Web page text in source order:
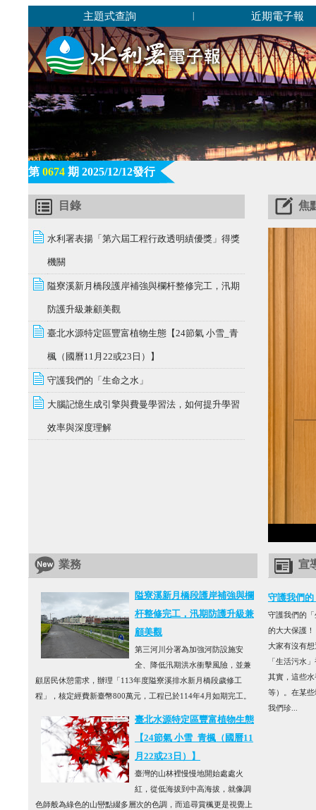
主題式查詢 近期電子報
第 0674 期 2025/12/12發行
目錄
水利署表揚「第六屆工程行政透明績優獎」得獎
機關
隘寮溪新月橋段護岸補強與欄杆整修完工，汛期
防護升級兼顧美觀
臺北水源特定區豐富植物生態【24節氣 小雪_青
楓（國曆11月22或23日）】
守護我們的「生命之水」
大腦記憶生成引擎與費曼學習法，如何提升學習
效率與深度理解
焦
業務
隘寮溪新月橋段護岸補強與欄
杆整修完工，汛期防護升級兼
顧美觀
第三河川分署為加強河防設施安
全、降低汛期洪水衝擊風險，並兼
顧居民休憩需求，辦理「113年度隘寮溪排水新月橋段歲修工
程」，核定經費新臺幣800萬元，工程已於114年4月如期完工。
臺北水源特定區豐富植物生態
【24節氣 小雪_青楓（國曆11
月22或23日）】
臺灣的山林裡慢慢地開始處處火
紅，從低海拔到中高海拔，就像調
色師般為綠色的山巒點綴多層次的色調，而追尋賞楓更是視覺上
宣
守護我們
守護我們的
的大大保護！
大家有沒有
「生活污水
其實，這些
等）。在某
我們珍...